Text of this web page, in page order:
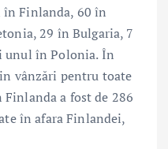
în Finlanda, 60 în
29 în Bulgaria, 7
unul în Polonia. În
vânzări pentru toate
a fost de 286
în afara Finlandei,